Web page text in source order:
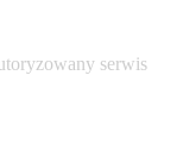
serwis